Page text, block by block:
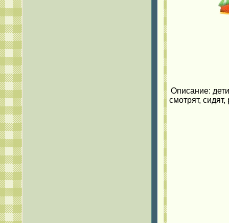
Описание:
смотрят,